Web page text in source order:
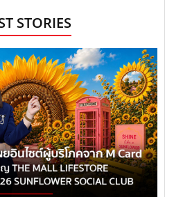
STORIES